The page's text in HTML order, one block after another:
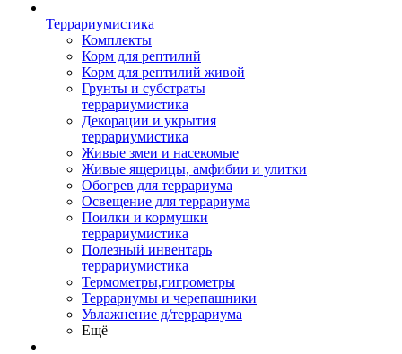
Террариумистика
Комплекты
Корм для рептилий
Корм для рептилий живой
Грунты и субстраты
террариумистика
Декорации и укрытия
террариумистика
Живые змеи и насекомые
Живые ящерицы, амфибии и улитки
Обогрев для террариума
Освещение для террариума
Поилки и кормушки
террариумистика
Полезный инвентарь
террариумистика
Термометры,гигрометры
Террариумы и черепашники
Увлажнение д/террариума
Ещё